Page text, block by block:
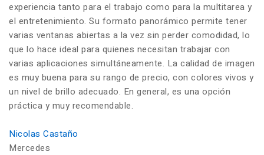
experiencia tanto para el trabajo como para la multitarea y
el entretenimiento. Su formato panorámico permite tener
varias ventanas abiertas a la vez sin perder comodidad, lo
que lo hace ideal para quienes necesitan trabajar con
varias aplicaciones simultáneamente. La calidad de imagen
es muy buena para su rango de precio, con colores vivos y
un nivel de brillo adecuado. En general, es una opción
práctica y muy recomendable.
Nicolas Castaño
Mercedes